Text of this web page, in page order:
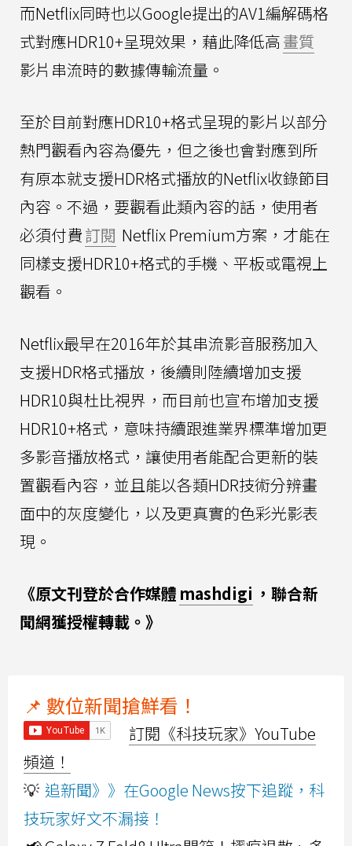
而Netflix同時也以Google提出的AV1編解碼格
式對應HDR10+呈現效果，藉此降低高畫質
影片串流時的數據傳輸流量。
至於目前對應HDR10+格式呈現的影片以部分
熱門觀看內容為優先，但之後也會對應到所
有原本就支援HDR格式播放的Netflix收錄節目
內容。不過，要觀看此類內容的話，使用者
必須付費訂閱 Netflix Premium方案，才能在
同樣支援HDR10+格式的手機、平板或電視上
觀看。
Netflix最早在2016年於其串流影音服務加入
支援HDR格式播放，後續則陸續增加支援
HDR10與杜比視界，而目前也宣布增加支援
HDR10+格式，意味持續跟進業界標準增加更
多影音播放格式，讓使用者能配合更新的裝
置觀看內容，並且能以各類HDR技術分辨畫
面中的灰度變化，以及更真實的色彩光影表
現。
《原文刊登於合作媒體 mashdigi ，聯合新
聞網獲授權轉載。》
📌 數位新聞搶鮮看！
訂閱《科技玩家》YouTube
頻道！
💡 追新聞》》在Google News按下追蹤，科
技玩家好文不漏接！